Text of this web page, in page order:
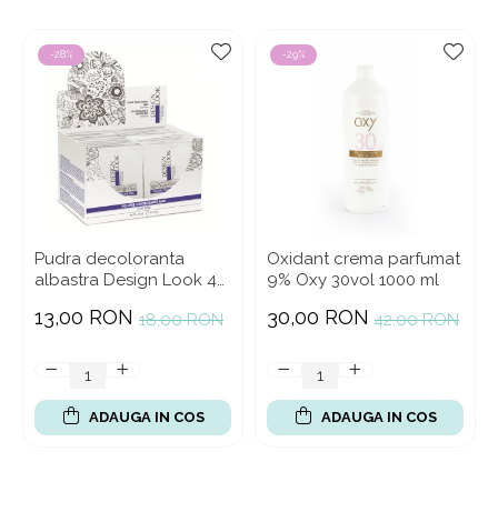
-28%
Pudra decoloranta
albastra Design Look 40
18,00 RON
13,00 RON
ADAUGA IN COS
-29%
Oxidant crema parfumat
9% Oxy 30vol 1000 ml
42,00 RON
30,00 RON
ADAUGA IN COS